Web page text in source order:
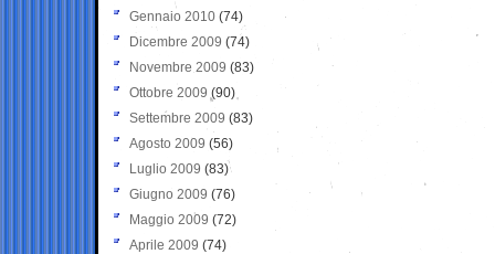
Gennaio 2010 (74)
Dicembre 2009 (74)
Novembre 2009 (83)
Ottobre 2009 (90)
Settembre 2009 (83)
Agosto 2009 (56)
Luglio 2009 (83)
Giugno 2009 (76)
Maggio 2009 (72)
Aprile 2009 (74)